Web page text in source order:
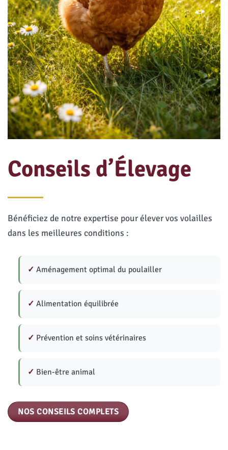
Conseils d’Élevage
Bénéficiez de notre expertise pour élever vos volailles
dans les meilleures conditions :
✓ Aménagement optimal du poulailler
✓ Alimentation équilibrée
✓ Prévention et soins vétérinaires
✓ Bien-être animal
NOS CONSEILS COMPLETS